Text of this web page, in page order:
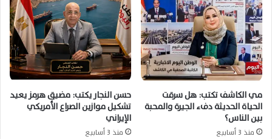
مي الكاشف تكتب: هل سرقت
الحياة الحديثة دفء الجيرة والمحبة
بين الناس؟
منذ 3 أسابيع
حسن النجار يكتب: مضيق هرمز يعيد
تشكيل موازين الصراع الأمريكي
الإيراني
منذ 3 أسابيع